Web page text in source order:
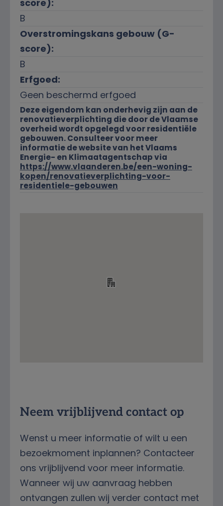
score):
B
Overstromingskans gebouw (G-
score):
B
Erfgoed:
Geen beschermd erfgoed
Deze eigendom kan onderhevig zijn aan de
renovatieverplichting die door de Vlaamse
overheid wordt opgelegd voor residentiële
gebouwen. Consulteer voor meer
informatie de website van het Vlaams
Energie- en Klimaatagentschap via
https://www.vlaanderen.be/een-woning-
kopen/renovatieverplichting-voor-
residentiele-gebouwen
Neem vrijblijvend contact op
Wenst u meer informatie of wilt u een
bezoekmoment inplannen? Contacteer
ons vrijblijvend voor meer informatie.
Wanneer wij uw aanvraag hebben
ontvangen zullen wij verder contact met